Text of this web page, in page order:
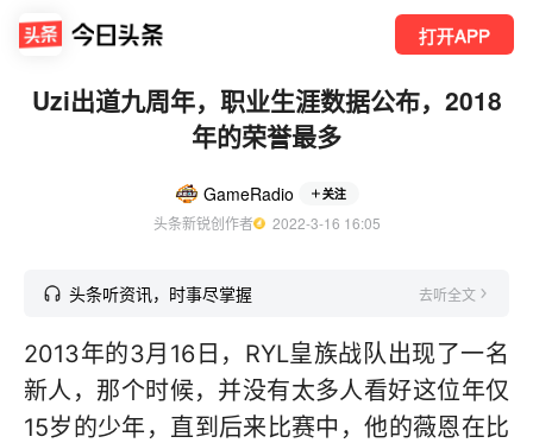
打开APP
Uzi出道九周年，职业生涯数据公布，2018
年的荣誉最多
GameRadio 关注
头条新锐创作者
  2022-3-16 16:05
头条听资讯，时事尽掌握 去听全文
2013年的3月16日，RYL皇族战队出现了一名
新人，那个时候，并没有太多人看好这位年仅
15岁的少年，直到后来比赛中，他的薇恩在比